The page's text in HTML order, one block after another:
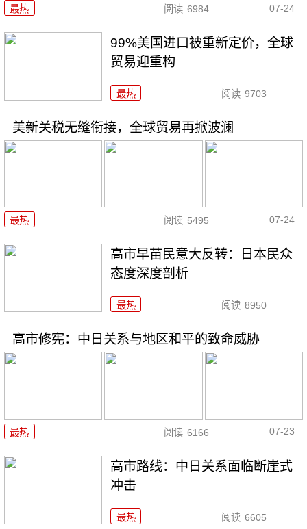
最热 阅读 6984 07-24
99%美国进口被重新定价，全球
贸易迎重构
最热 阅读 9703
美新关税无缝衔接，全球贸易再掀波澜
最热 阅读 5495 07-24
高市早苗民意大反转：日本民众
态度深度剖析
最热 阅读 8950
高市修宪：中日关系与地区和平的致命威胁
最热 阅读 6166 07-23
高市路线：中日关系面临断崖式
冲击
最热 阅读 6605